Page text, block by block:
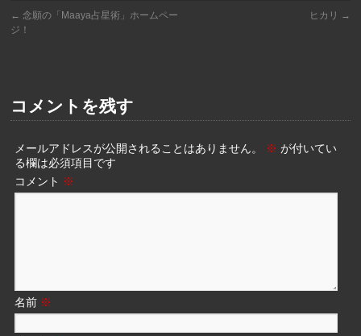
← 念願の「Maaya占星術」ホームペー
ジ！
ヒカリ →
コメントを残す
メールアドレスが公開されることはありません。 ※ が付いてい
る欄は必須項目です
コメント ※
名前 ※